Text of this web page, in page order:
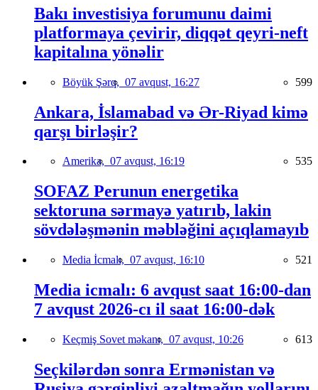
Bakı investisiya forumunu daimi
platformaya çevirir, diqqət qeyri-neft
kapitalına yönəlir
Böyük Şərq, 07 avqust, 16:27 599
Ankara, İslamabad və Ər-Riyad kimə
qarşı birləşir?
Amerika, 07 avqust, 16:19 535
SOFAZ Perunun energetika
sektoruna sərmayə yatırıb, lakin
sövdələşmənin məbləğini açıqlamayıb
Media İcmalı, 07 avqust, 16:10 521
Media icmalı: 6 avqust saat 16:00-dan
7 avqust 2026-cı il saat 16:00-dək
Keçmiş Sovet məkanı, 07 avqust, 10:26 613
Seçkilərdən sonra Ermənistan və